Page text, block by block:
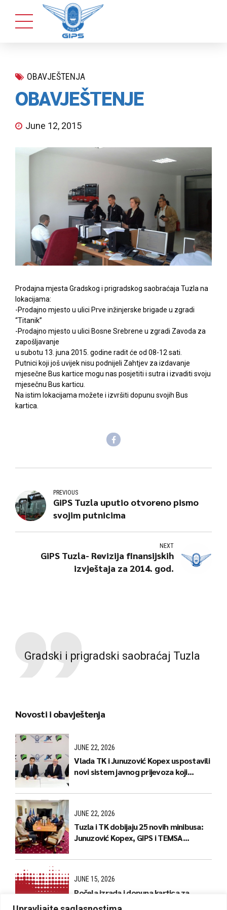
OBAVJEŠTENJA
OBAVJEŠTENJE
June 12, 2015
Prodajna mjesta Gradskog i prigradskog saobraćaja Tuzla na
lokacijama:
-Prodajno mjesto u ulici Prve inžinjerske brigade u zgradi
“Titanik”
-Prodajno mjesto u ulici Bosne Srebrene u zgradi Zavoda za
zapošljavanje
u subotu 13. juna 2015. godine radit će od 08-12 sati.
Putnici koji još uvijek nisu podnijeli Zahtjev za izdavanje
mjesečne Bus kartice mogu nas posjetiti i sutra i izvaditi svoju
mjesečnu Bus karticu.
Na istim lokacijama možete i izvršiti dopunu svojih Bus
kartica.
PREVIOUS
GiPS Tuzla uputio otvoreno pismo
svojim putnicima
NEXT
GiPS Tuzla- Revizija finansijskih
izvještaja za 2014. god.
Gradski i prigradski saobraćaj Tuzla
Novosti i obavještenja
JUNE 22, 2026
Vlada TK i Junuzović Kopex uspostavili
novi sistem javnog prijevoza koji
JUNE 22, 2026
Tuzla i TK dobijaju 25 novih minibusa:
Junuzović Kopex, GIPS i TEMSA
JUNE 15, 2026
Počela izrada i dopuna kartica za
kantonalne linije